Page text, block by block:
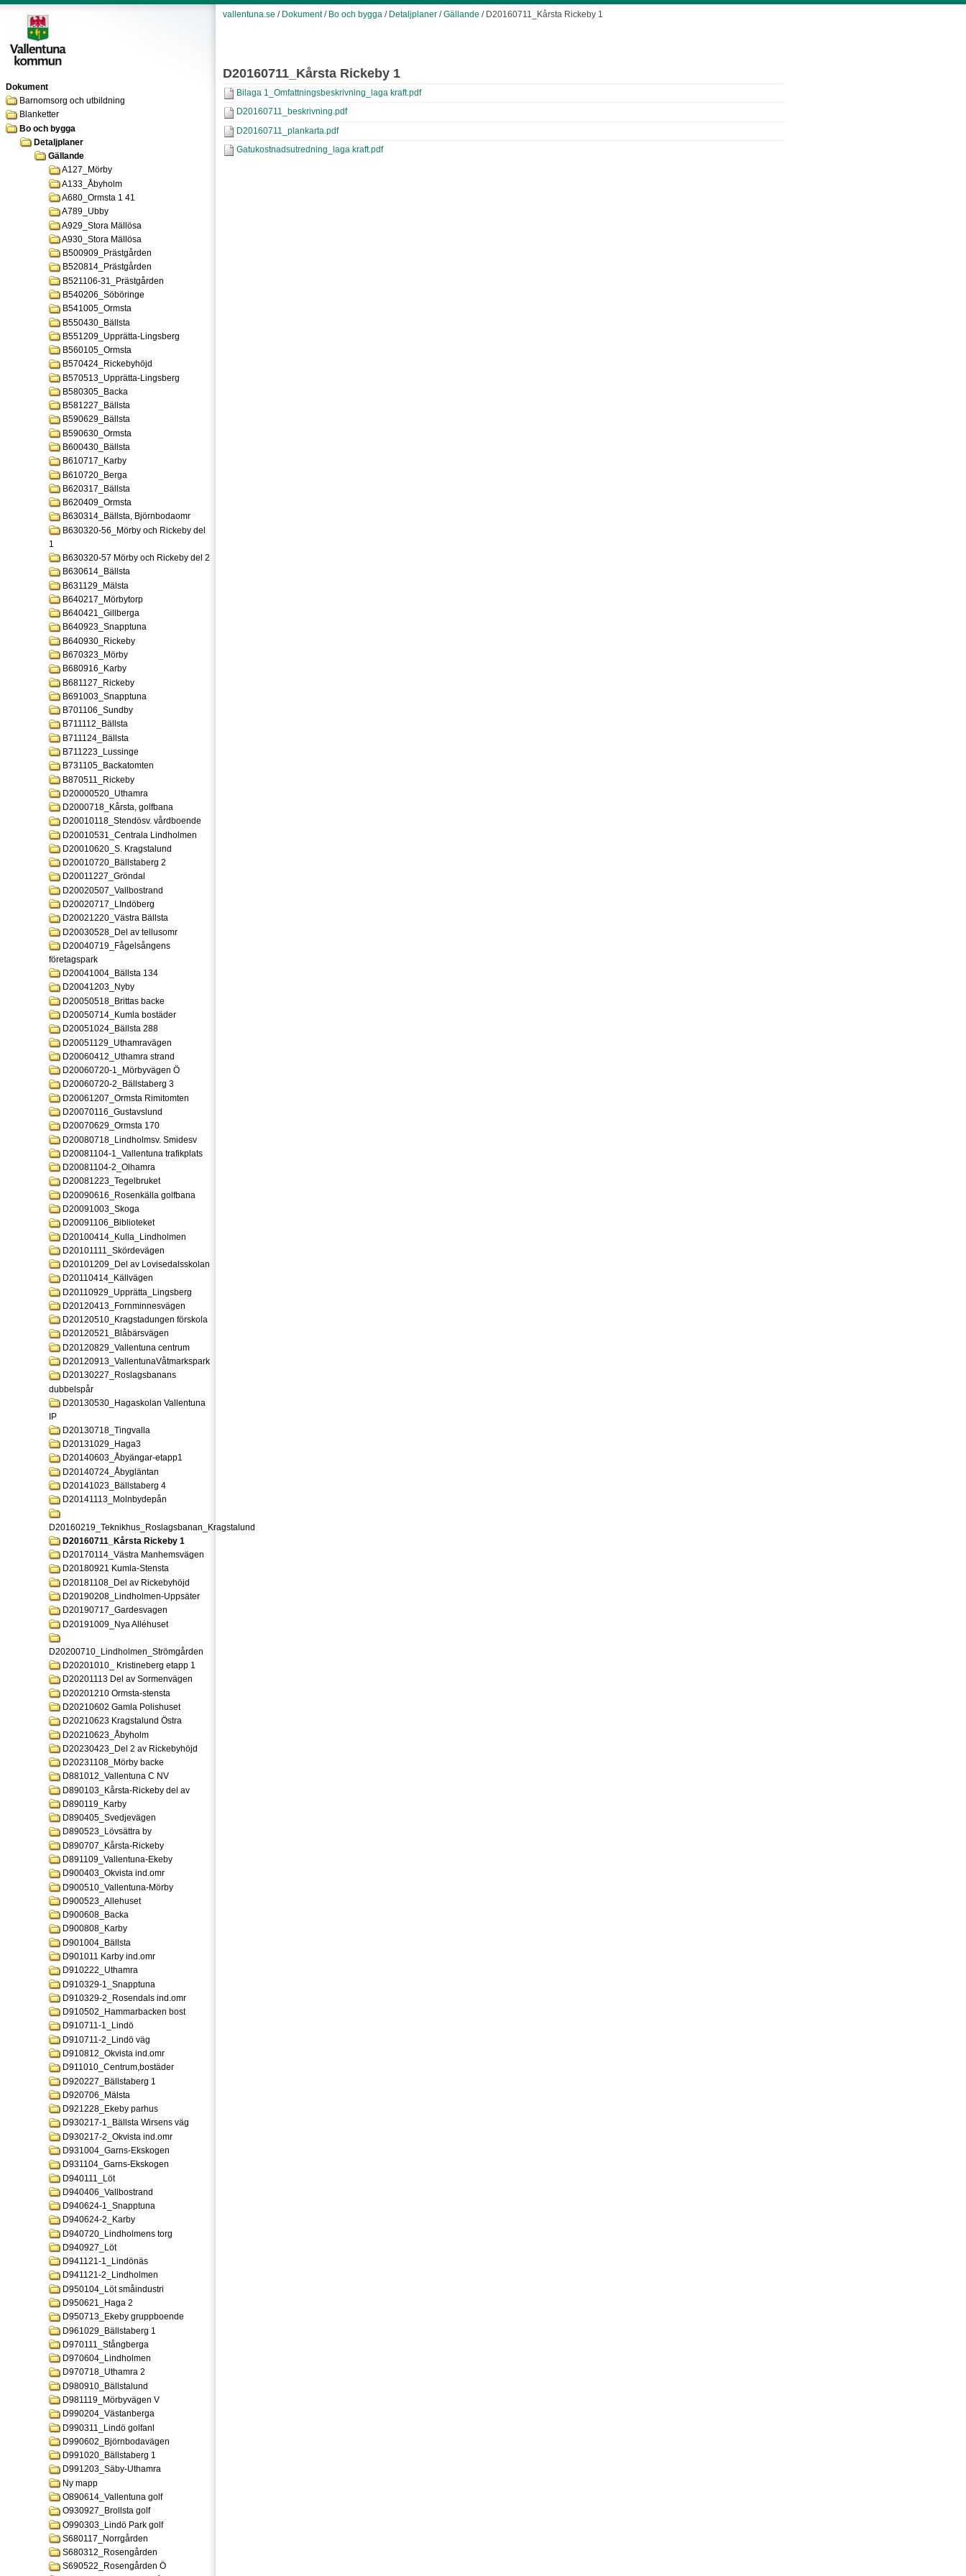
Dokument
Barnomsorg och utbildning
Blanketter
Bo och bygga
Detaljplaner
Gällande
A127_Mörby
A133_Åbyholm
A680_Ormsta 1 41
A789_Ubby
A929_Stora Mällösa
A930_Stora Mällösa
B500909_Prästgården
B520814_Prästgården
B521106-31_Prästgården
B540206_Söböringe
B541005_Ormsta
B550430_Bällsta
B551209_Upprätta-Lingsberg
B560105_Ormsta
B570424_Rickebyhöjd
B570513_Upprätta-Lingsberg
B580305_Backa
B581227_Bällsta
B590629_Bällsta
B590630_Ormsta
B600430_Bällsta
B610717_Karby
B610720_Berga
B620317_Bällsta
B620409_Ormsta
B630314_Bällsta, Björnbodaomr
B630320-56_Mörby och Rickeby del
1
B630320-57 Mörby och Rickeby del 2
B630614_Bällsta
B631129_Mälsta
B640217_Mörbytorp
B640421_Gillberga
B640923_Snapptuna
B640930_Rickeby
B670323_Mörby
B680916_Karby
B681127_Rickeby
B691003_Snapptuna
B701106_Sundby
B711112_Bällsta
B711124_Bällsta
B711223_Lussinge
B731105_Backatomten
B870511_Rickeby
D20000520_Uthamra
D2000718_Kårsta, golfbana
D20010118_Stendösv. vårdboende
D20010531_Centrala Lindholmen
D20010620_S. Kragstalund
D20010720_Bällstaberg 2
D20011227_Gröndal
D20020507_Vallbostrand
D20020717_LIndöberg
D20021220_Västra Bällsta
D20030528_Del av tellusomr
D20040719_Fågelsångens
företagspark
D20041004_Bällsta 134
D20041203_Nyby
D20050518_Brittas backe
D20050714_Kumla bostäder
D20051024_Bällsta 288
D20051129_Uthamravägen
D20060412_Uthamra strand
D20060720-1_Mörbyvägen Ö
D20060720-2_Bällstaberg 3
D20061207_Ormsta Rimitomten
D20070116_Gustavslund
D20070629_Ormsta 170
D20080718_Lindholmsv. Smidesv
D20081104-1_Vallentuna trafikplats
D20081104-2_Olhamra
D20081223_Tegelbruket
D20090616_Rosenkälla golfbana
D20091003_Skoga
D20091106_Biblioteket
D20100414_Kulla_Lindholmen
D20101111_Skördevägen
D20101209_Del av Lovisedalsskolan
D20110414_Källvägen
D20110929_Upprätta_Lingsberg
D20120413_Fornminnesvägen
D20120510_Kragstadungen förskola
D20120521_Blåbärsvägen
D20120829_Vallentuna centrum
D20120913_VallentunaVåtmarkspark
D20130227_Roslagsbanans
dubbelspår
D20130530_Hagaskolan Vallentuna
IP
D20130718_Tingvalla
D20131029_Haga3
D20140603_Åbyängar-etapp1
D20140724_Åbygläntan
D20141023_Bällstaberg 4
D20141113_Molnbydepån
D20160219_Teknikhus_Roslagsbanan_Kragstalund
D20160711_Kårsta Rickeby 1
D20170114_Västra Manhemsvägen
D20180921 Kumla-Stensta
D20181108_Del av Rickebyhöjd
D20190208_Lindholmen-Uppsäter
D20190717_Gardesvagen
D20191009_Nya Alléhuset
D20200710_Lindholmen_Strömgården
D20201010_ Kristineberg etapp 1
D20201113 Del av Sormenvägen
D20201210 Ormsta-stensta
D20210602 Gamla Polishuset
D20210623 Kragstalund Östra
D20210623_Åbyholm
D20230423_Del 2 av Rickebyhöjd
D20231108_Mörby backe
D881012_Vallentuna C NV
D890103_Kårsta-Rickeby del av
D890119_Karby
D890405_Svedjevägen
D890523_Lövsättra by
D890707_Kårsta-Rickeby
D891109_Vallentuna-Ekeby
D900403_Okvista ind.omr
D900510_Vallentuna-Mörby
D900523_Allehuset
D900608_Backa
D900808_Karby
D901004_Bällsta
D901011 Karby ind.omr
D910222_Uthamra
D910329-1_Snapptuna
D910329-2_Rosendals ind.omr
D910502_Hammarbacken bost
D910711-1_Lindö
D910711-2_Lindö väg
D910812_Okvista ind.omr
D911010_Centrum,bostäder
D920227_Bällstaberg 1
D920706_Mälsta
D921228_Ekeby parhus
D930217-1_Bällsta Wirsens väg
D930217-2_Okvista ind.omr
D931004_Garns-Ekskogen
D931104_Garns-Ekskogen
D940111_Löt
D940406_Vallbostrand
D940624-1_Snapptuna
D940624-2_Karby
D940720_Lindholmens torg
D940927_Löt
D941121-1_Lindönäs
D941121-2_Lindholmen
D950104_Löt småindustri
D950621_Haga 2
D950713_Ekeby gruppboende
D961029_Bällstaberg 1
D970111_Stångberga
D970604_Lindholmen
D970718_Uthamra 2
D980910_Bällstalund
D981119_Mörbyvägen V
D990204_Västanberga
D990311_Lindö golfanl
D990602_Björnbodavägen
D991020_Bällstaberg 1
D991203_Säby-Uthamra
Ny mapp
O890614_Vallentuna golf
O930927_Brollsta golf
O990303_Lindö Park golf
S680117_Norrgården
S680312_Rosengården
S690522_Rosengården Ö
vallentuna.se / Dokument/ Bo och bygga / Detaljplaner /Gällande / D20160711_Kårsta Rickeby 1
D20160711_Kårsta Rickeby 1
Bilaga 1_Omfattningsbeskrivning_laga kraft.pdf
D20160711_beskrivning.pdf
D20160711_plankarta.pdf
Gatukostnadsutredning_laga kraft.pdf